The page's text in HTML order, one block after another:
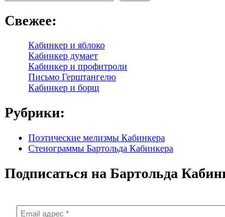
Свежее:
Кабинкер и яблоко
Кабинкер думает
Кабинкер и профитроли
Письмо Герштангелю
Кабинкер и борщ
Рубрики:
Поэтические мелизмы Кабинкера
Стенограммы Бартольда Кабинкера
Подписаться на Бартольда